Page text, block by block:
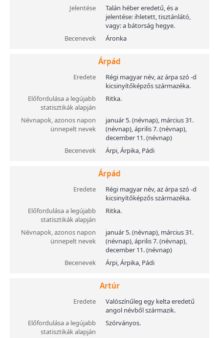
Jelentése
Talán héber eredetű, és a
jelentése: ihletett, tisztánlátó,
vagy: a bátorság hegye.
Becenevek
Áronka
Árpád
Eredete
Régi magyar név, az árpa szó -d
kicsinyítőképzős származéka.
Előfordulása a legújabb
statisztikák alapján
Ritka.
Névnapok, azonos napon
ünnepelt nevek
január 5. (névnap), március 31.
(névnap), április 7. (névnap),
december 11. (névnap)
Becenevek
Árpi, Árpika, Pádi
Árpád
Eredete
Régi magyar név, az árpa szó -d
kicsinyítőképzős származéka.
Előfordulása a legújabb
statisztikák alapján
Ritka.
Névnapok, azonos napon
ünnepelt nevek
január 5. (névnap), március 31.
(névnap), április 7. (névnap),
december 11. (névnap)
Becenevek
Árpi, Árpika, Pádi
Artúr
Eredete
Valószínűleg egy kelta eredetű
angol névből származik.
Előfordulása a legújabb
statisztikák alapján
Szórványos.